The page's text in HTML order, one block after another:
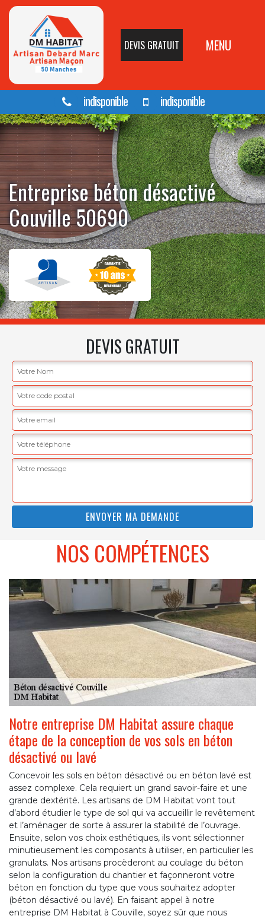
DEVIS GRATUIT MENU
indisponible indisponible
Entreprise béton désactivé
Couville 50690
DEVIS GRATUIT
NOS COMPÉTENCES
Notre entreprise DM Habitat assure chaque
étape de la conception de vos sols en béton
désactivé ou lavé
Concevoir les sols en béton désactivé ou en béton lavé est
assez complexe. Cela requiert un grand savoir-faire et une
grande dextérité. Les artisans de DM Habitat vont tout
d’abord étudier le type de sol qui va accueillir le revêtement
et l’aménager de sorte à assurer la stabilité de l’ouvrage.
Ensuite, selon vos choix esthétiques, ils vont sélectionner
minutieusement les composants à utiliser, en particulier les
granulats. Nos artisans procèderont au coulage du béton
selon la configuration du chantier et façonneront votre
béton en fonction du type que vous souhaitez adopter
(béton désactivé ou lavé). En faisant appel à notre
entreprise DM Habitat à Couville, soyez sûr que nous